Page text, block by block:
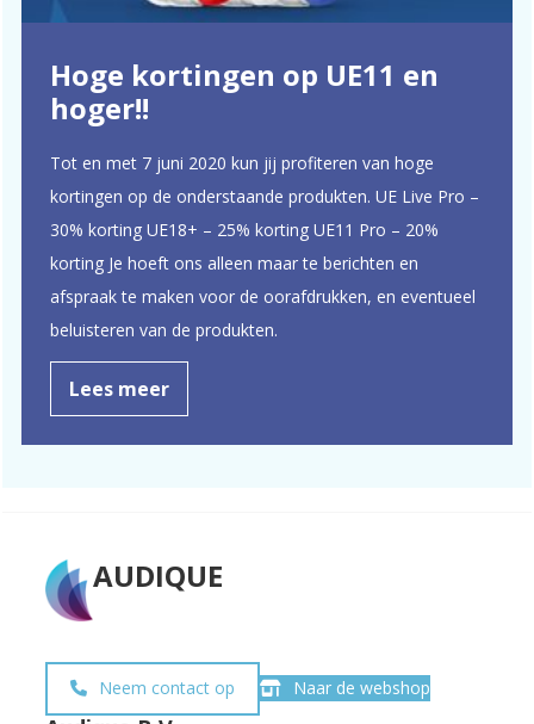
Hoge kortingen op UE11 en
hoger!!
Tot en met 7 juni 2020 kun jij profiteren van hoge
kortingen op de onderstaande produkten. UE Live Pro –
30% korting UE18+ – 25% korting UE11 Pro – 20%
korting Je hoeft ons alleen maar te berichten en
afspraak te maken voor de oorafdrukken, en eventueel
beluisteren van de produkten.
Lees meer
AUDIQUE
Neem contact op Naar de webshop